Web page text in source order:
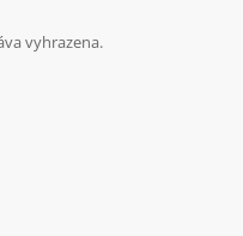
vyhrazena.